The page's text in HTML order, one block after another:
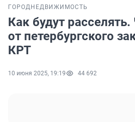
ГОРОД НЕДВИЖИМОСТЬ
Как будут
от петербургского
КРТ
10 июня 2025, 19:19 44 692